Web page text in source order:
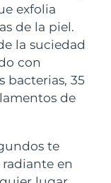
exfolia
de la piel.
la suciedad
con
bacterias, 35
de
te
en
the-go
therapy
bucal
toothbrush
FAQ™
LED
prevista 8/12/26
prevista8/9/26
prevista8/13/26